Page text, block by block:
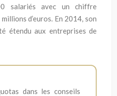
salariés avec un chiffre
d’euros. En 2014, son
étendu aux entreprises de
dans les conseils